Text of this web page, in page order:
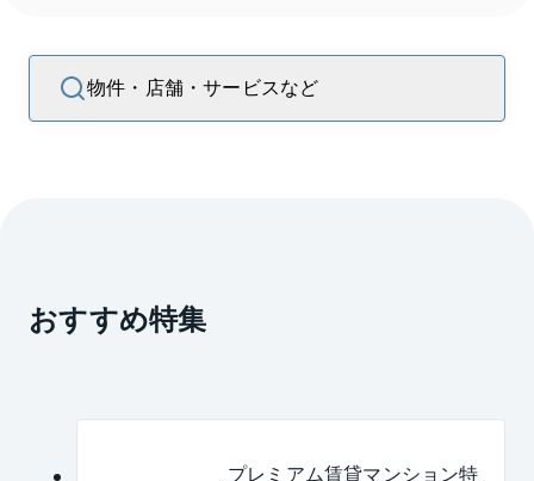
物件・店舗・サービスなど
おすすめ特集
プレミアム賃貸マンション特